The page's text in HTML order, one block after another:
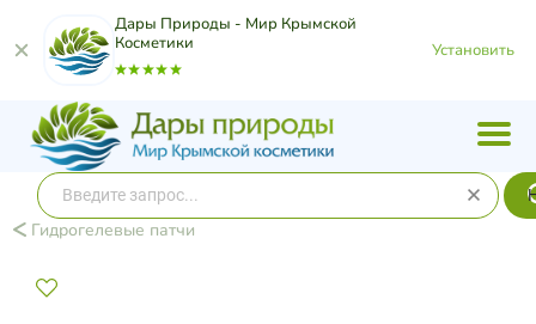
Дары Природы - Мир Крымской
Косметики
Установить
Гидрогелевые патчи